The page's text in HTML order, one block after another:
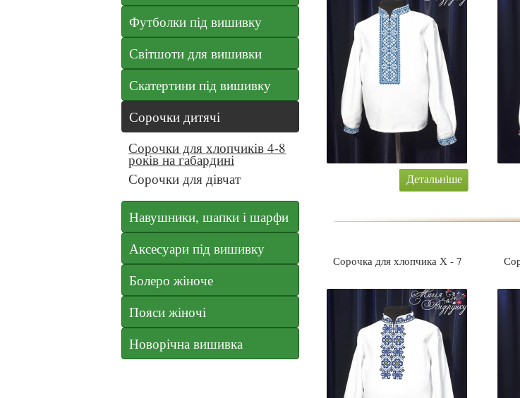
Футболки під вишивку
Світшоти для вишивки
Скатертини під вишивку
Сорочки дитячі
Сорочки для хлопчиків 4-8
років на габардині
Сорочки для дівчат
Навушники, шапки і шарфи
Аксесуари під вишивку
Болеро жіноче
Пояси жіночі
Новорічна вишивка
Детальніше
Сорочка для хлопчика Х - 7